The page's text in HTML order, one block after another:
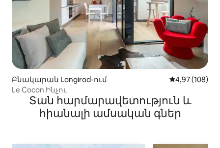
Բնակարան Longirod-ում Միջին
4,97 (108)
Le Cocon Ինչու
Տան հարմարավետություն և
հիանալի ամսական գներ